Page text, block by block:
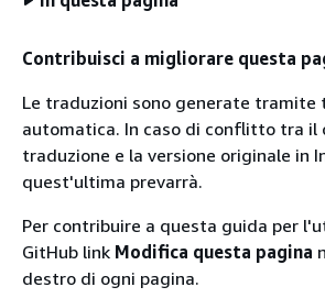
Contribuisci a migliorare questa
Le traduzioni sono generate tramite
automatica. In caso di conflitto tra il
traduzione e la versione originale in
quest'ultima prevarrà.
Per contribuire a questa guida per
GitHub link Modifica questa pagina
destro di ogni pagina.